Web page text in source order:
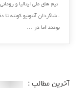
تیم های ملی ایتالیا و
بودند اما در …
آخرین مطالب :